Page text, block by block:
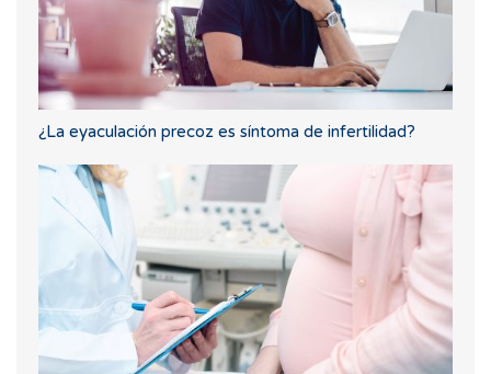
¿La eyaculación precoz es síntoma de infertilidad?